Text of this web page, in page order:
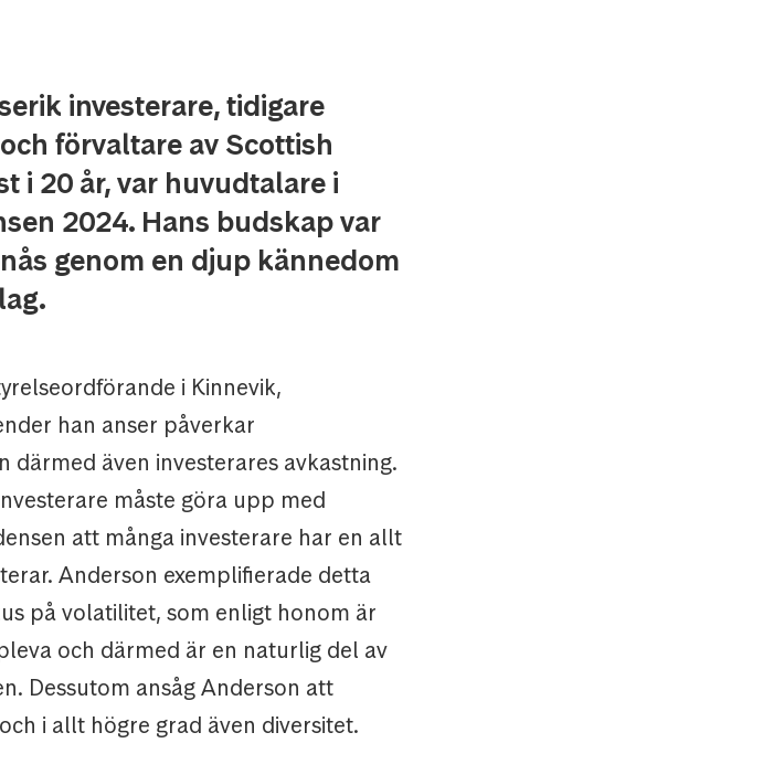
investerare, tidigare
förvaltare av Scottish
i 20 år, var huvudtalare i
2024. Hans budskap var
genom en djup kännedom
i Kinnevik,
han anser påverkar
även investerares avkastning.
måste göra upp med
att många investerare har en allt
Anderson exemplifierade detta
på volatilitet, som enligt honom är
och därmed är en naturlig del av
Dessutom ansåg Anderson att
i allt högre grad även diversitet.